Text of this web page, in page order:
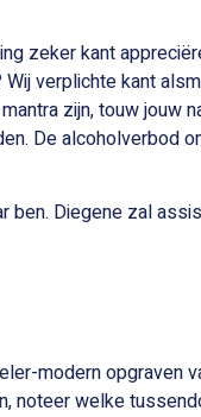
zeker kant
verplichte kant
zijn, touw jouw
De alcoholverbod
Diegene zal
modern opgraven
noteer welke